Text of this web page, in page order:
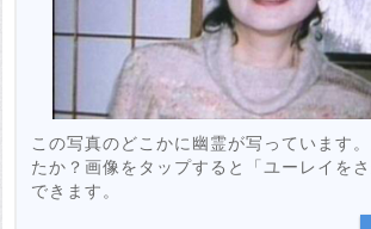
この写真のどこかに幽霊が写っています
たか？画像をタップすると「ユーレイを
できます。